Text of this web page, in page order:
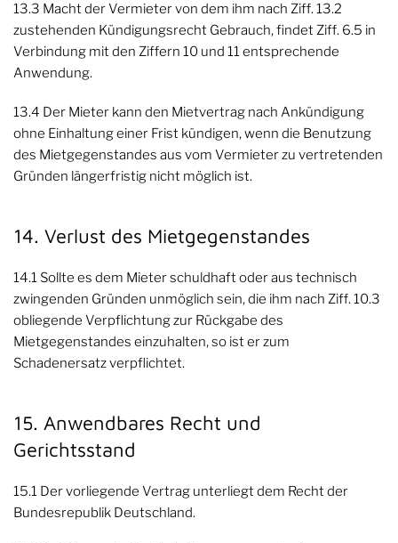
13.3 Macht der Vermieter von dem ihm nach Ziff. 13.2
zustehenden Kündigungsrecht Gebrauch, findet Ziff. 6.5 in
Verbindung mit den Ziffern 10 und 11 entsprechende
Anwendung.
13.4 Der Mieter kann den Mietvertrag nach Ankündigung
ohne Einhaltung einer Frist kündigen, wenn die Benutzung
des Mietgegenstandes aus vom Vermieter zu vertretenden
Gründen längerfristig nicht möglich ist.
14. Verlust des Mietgegenstandes
14.1 Sollte es dem Mieter schuldhaft oder aus technisch
zwingenden Gründen unmöglich sein, die ihm nach Ziff. 10.3
obliegende Verpflichtung zur Rückgabe des
Mietgegenstandes einzuhalten, so ist er zum
Schadenersatz verpflichtet.
15. Anwendbares Recht und
Gerichtsstand
15.1 Der vorliegende Vertrag unterliegt dem Recht der
Bundesrepublik Deutschland.